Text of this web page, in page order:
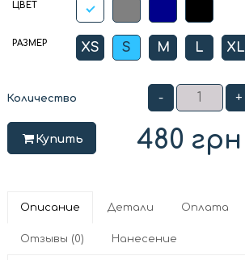
ЦВЕТ
РАЗМЕР XS S M L XL
Количество - +
Купить 480 грн
Описание Детали Оплата
Отзывы (0) Нанесение